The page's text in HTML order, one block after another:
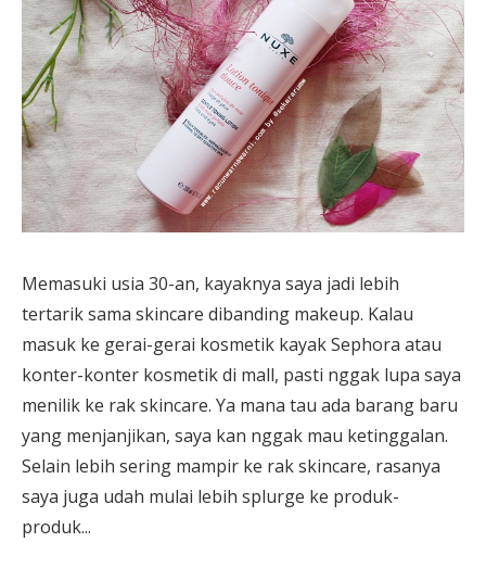
Memasuki usia 30-an, kayaknya saya jadi lebih
tertarik sama skincare dibanding makeup. Kalau
masuk ke gerai-gerai kosmetik kayak Sephora atau
konter-konter kosmetik di mall, pasti nggak lupa saya
menilik ke rak skincare. Ya mana tau ada barang baru
yang menjanjikan, saya kan nggak mau ketinggalan.
Selain lebih sering mampir ke rak skincare, rasanya
saya juga udah mulai lebih splurge ke produk-
produk...